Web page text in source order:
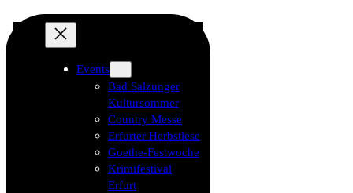
Events
Bad Salzunger
Kultursommer
Country Messe
Erfurter Herbstlese
Goethe-Festwoche
Krimifestival
Erfurt